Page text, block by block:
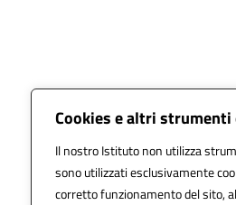
Cookies e altri
Il nostro Istituto non utilizza
sono utilizzati esclusivamente
corretto funzionamento del sito,